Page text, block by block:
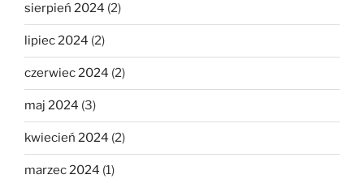
sierpień 2024 (2)
lipiec 2024 (2)
czerwiec 2024 (2)
maj 2024 (3)
kwiecień 2024 (2)
marzec 2024 (1)